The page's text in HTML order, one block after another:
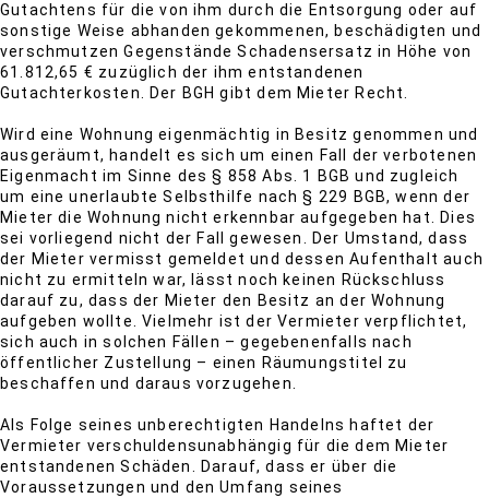
Gutachtens für die von ihm durch die Entsorgung oder auf
sonstige Weise abhanden gekommenen, beschädigten und
verschmutzen Gegenstände Schadensersatz in Höhe von
61.812,65 € zuzüglich der ihm entstandenen
Gutachterkosten. Der BGH gibt dem Mieter Recht.
Wird eine Wohnung eigenmächtig in Besitz genommen und
ausgeräumt, handelt es sich um einen Fall der verbotenen
Eigenmacht im Sinne des § 858 Abs. 1 BGB und zugleich
um eine unerlaubte Selbsthilfe nach § 229 BGB, wenn der
Mieter die Wohnung nicht erkennbar aufgegeben hat. Dies
sei vorliegend nicht der Fall gewesen. Der Umstand, dass
der Mieter vermisst gemeldet und dessen Aufenthalt auch
nicht zu ermitteln war, lässt noch keinen Rückschluss
darauf zu, dass der Mieter den Besitz an der Wohnung
aufgeben wollte. Vielmehr ist der Vermieter verpflichtet,
sich auch in solchen Fällen – gegebenenfalls nach
öffentlicher Zustellung – einen Räumungstitel zu
beschaffen und daraus vorzugehen.
Als Folge seines unberechtigten Handelns haftet der
Vermieter verschuldensunabhängig für die dem Mieter
entstandenen Schäden. Darauf, dass er über die
Voraussetzungen und den Umfang seines